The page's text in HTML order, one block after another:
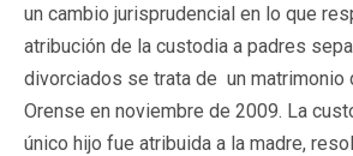
un cambio jurisprudencial en lo que
atribución de la custodia a padres
divorciados se trata de un matrimonio
Orense en noviembre de 2009. La
único hijo fue atribuida a la madre,